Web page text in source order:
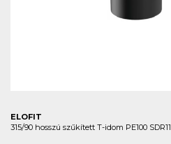
ELOFIT
315/90 hosszú szűkített T-idom PE100 SDR11